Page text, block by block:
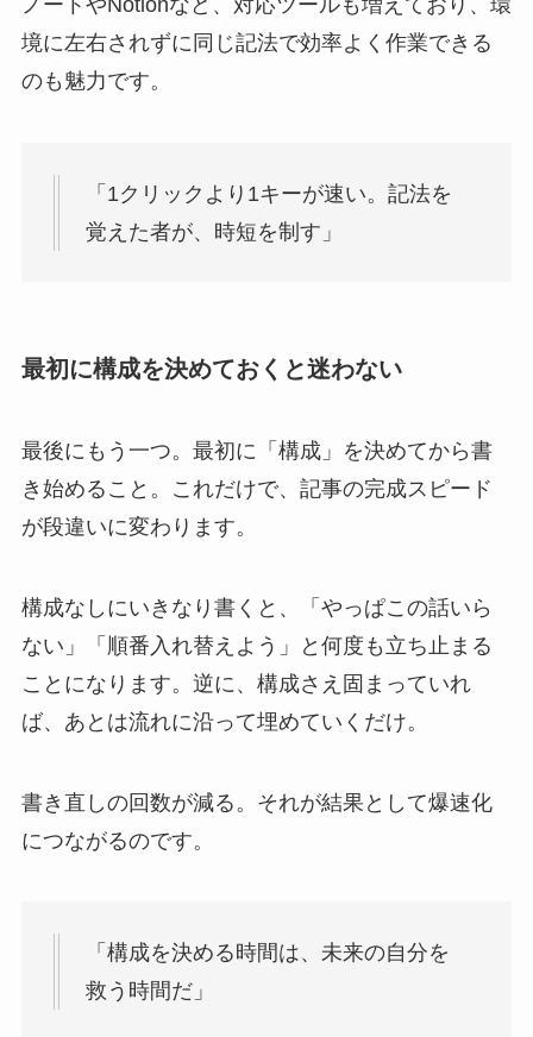
境に左右されずに同じ記法で効率よく作業できる
のも魅力です。
「1クリックより1キーが速い。記法を
覚えた者が、時短を制す」
最初に構成を決めておくと迷わない
最後にもう一つ。最初に「構成」を決めてから書
き始めること。これだけで、記事の完成スピード
が段違いに変わります。
構成なしにいきなり書くと、「やっぱこの話いら
ない」「順番入れ替えよう」と何度も立ち止まる
ことになります。逆に、構成さえ固まっていれ
ば、あとは流れに沿って埋めていくだけ。
書き直しの回数が減る。それが結果として爆速化
につながるのです。
「構成を決める時間は、未来の自分を
救う時間だ」